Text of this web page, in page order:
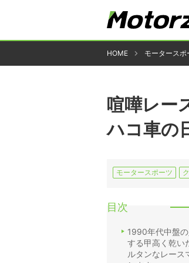
HOME モータースポ
喧嘩レー
ハコ車の
モータースポーツ
目次
1990年代中盤
する甲高く乾い
ルタンなレース